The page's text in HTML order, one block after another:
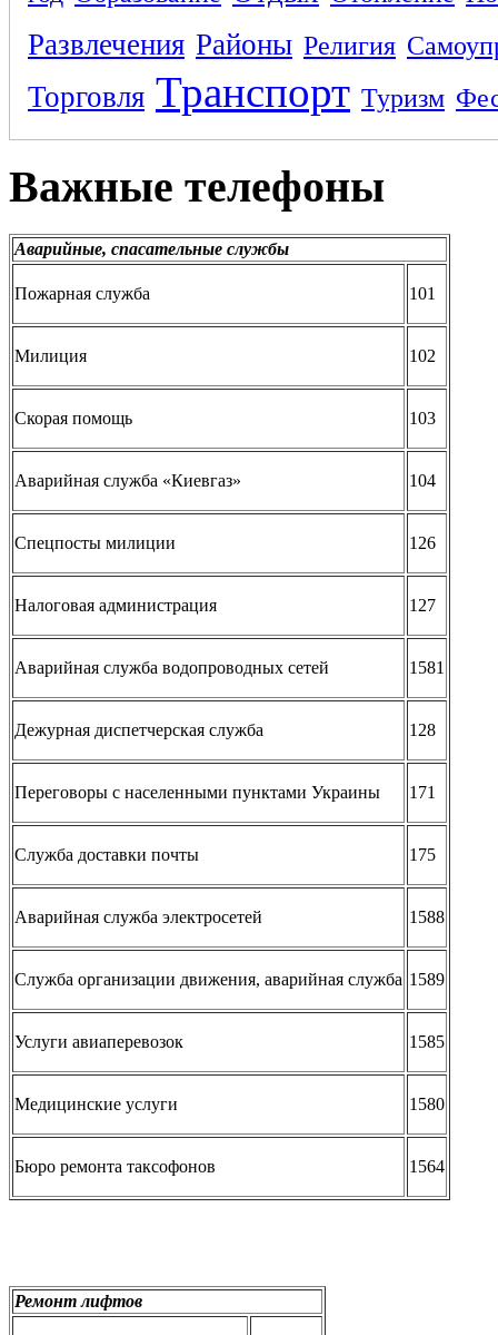
Развлечения Районы Религия
Торговля Транспорт Туризм
Важные телефоны
Аварийные, спасательные службы
Пожарная служба 101
Милиция 102
Скорая помощь 103
Аварийная служба «Киевгаз» 104
Спецпосты милиции 126
Налоговая администрация 127
Аварийная служба водопроводных сетей 1581
Дежурная диспетчерская служба 128
Переговоры с населенными пунктами Украины 171
Служба доставки почты 175
Аварийная служба электросетей 1588
Служба организации движения, аварийная служба 1589
Услуги авиаперевозок 1585
Медицинские услуги 1580
Бюро ремонта таксофонов 1564
Ремонт лифтов